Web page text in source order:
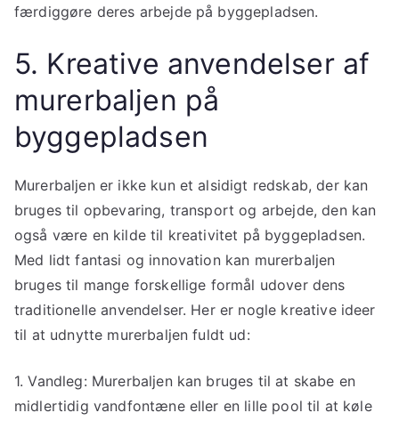
færdiggøre deres arbejde på byggepladsen.
5. Kreative anvendelser af
murerbaljen på
byggepladsen
Murerbaljen er ikke kun et alsidigt redskab, der kan
bruges til opbevaring, transport og arbejde, den kan
også være en kilde til kreativitet på byggepladsen.
Med lidt fantasi og innovation kan murerbaljen
bruges til mange forskellige formål udover dens
traditionelle anvendelser. Her er nogle kreative ideer
til at udnytte murerbaljen fuldt ud:
1. Vandleg: Murerbaljen kan bruges til at skabe en
midlertidig vandfontæne eller en lille pool til at køle